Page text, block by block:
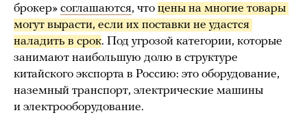
брокер» соглашаются, что цены на многие товары
могут вырасти, если их поставки не удастся
наладить в срок. Под угрозой категории, которые
занимают наибольшую долю в структуре
китайского экспорта в Россию: это оборудование,
наземный транспорт, электрические машины
и электрооборудование.